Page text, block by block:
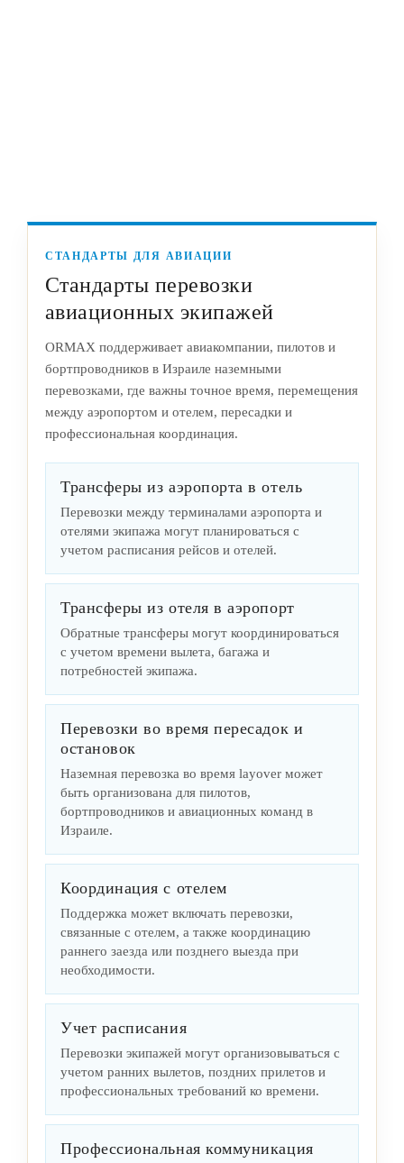
СТАНДАРТЫ ДЛЯ АВИАЦИИ
Стандарты перевозки
авиационных экипажей
ORMAX поддерживает авиакомпании, пилотов и
бортпроводников в Израиле наземными
перевозками, где важны точное время, перемещения
между аэропортом и отелем, пересадки и
профессиональная координация.
Трансферы из аэропорта в отель
Перевозки между терминалами аэропорта и
отелями экипажа могут планироваться с
учетом расписания рейсов и отелей.
Трансферы из отеля в аэропорт
Обратные трансферы могут координироваться
с учетом времени вылета, багажа и
потребностей экипажа.
Перевозки во время пересадок и
остановок
Наземная перевозка во время layover может
быть организована для пилотов,
бортпроводников и авиационных команд в
Израиле.
Координация с отелем
Поддержка может включать перевозки,
связанные с отелем, а также координацию
раннего заезда или позднего выезда при
необходимости.
Учет расписания
Перевозки экипажей могут организовываться с
учетом ранних вылетов, поздних прилетов и
профессиональных требований ко времени.
Профессиональная коммуникация